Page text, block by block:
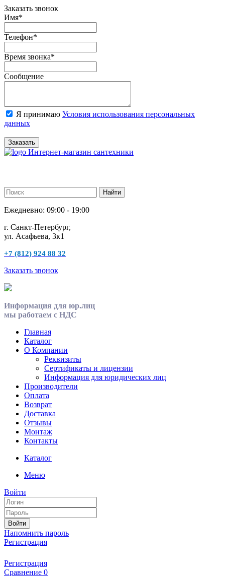
Заказать звонок
Имя*
Телефон*
Время звонка*
Сообщение
Я принимаю Условия использования персональных
данных
Заказать
Интернет-магазин сантехники
Ежедневно: 09:00 - 19:00
г. Санкт-Петербург,
ул. Асафьева, 3к1
+7 (812) 924 88 32
Заказать звонок
Информация для юр.лиц
мы работаем с НДС
Главная
Каталог
О Компании
Реквизиты
Сертификаты и лицензии
Информация для юридических лиц
Производители
Оплата
Возврат
Доставка
Отзывы
Монтаж
Контакты
Каталог
Меню
Войти
Войти
Напомнить пароль
Регистрация
Регистрация
Сравнение 0